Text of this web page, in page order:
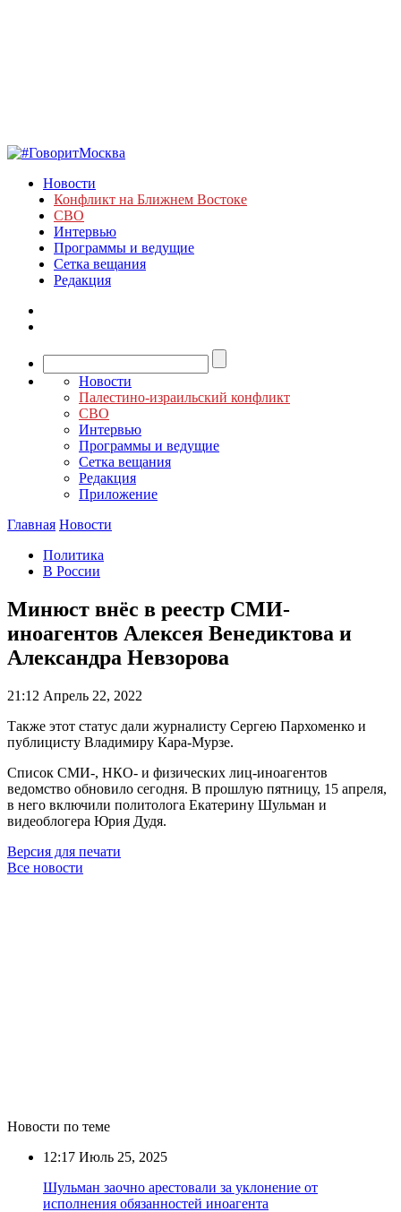
Новости
Конфликт на Ближнем Востоке
СВО
Интервью
Программы и ведущие
Сетка вещания
Редакция
Новости
Палестино-израильский конфликт
СВО
Интервью
Программы и ведущие
Сетка вещания
Редакция
Приложение
Главная Новости
Политика
В России
Минюст внёс в реестр СМИ-
иноагентов Алексея Венедиктова и
Александра Невзорова
21:12 Апрель 22, 2022
Также этот статус дали журналисту Сергею Пархоменко и
публицисту Владимиру Кара-Мурзе.
Список СМИ-, НКО- и физических лиц-иноагентов
ведомство обновило сегодня. В прошлую пятницу, 15 апреля,
в него включили политолога Екатерину Шульман и
видеоблогера Юрия Дудя.
Версия для печати
Все новости
Новости по теме
12:17 Июль 25, 2025
Шульман заочно арестовали за уклонение от
исполнения обязанностей иноагента